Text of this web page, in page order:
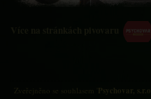
Zveřejněno se souhlasem Psychovar, s.r.o.